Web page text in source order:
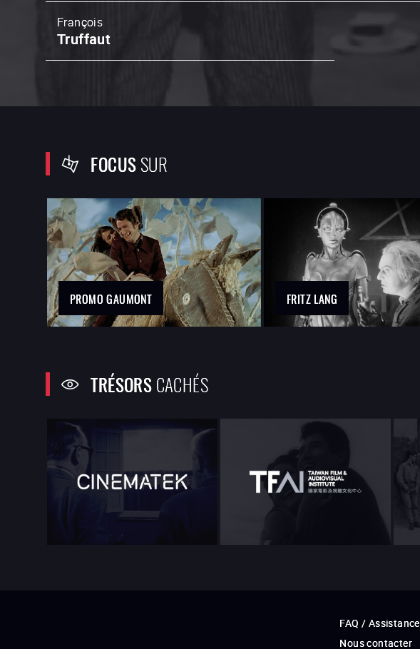
François
Truffaut
FOCUSSUR
PROMO GAUMONT FRITZ LANG
TRÉSORSCACHÉS
FAQ / Assistance
Nous contacter